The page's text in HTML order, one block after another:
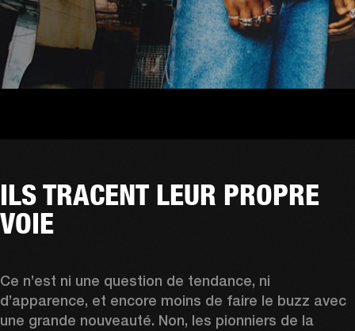
ILS TRACENT LEUR PROPRE
VOIE
Ce n’est ni une question de tendance, ni
d’apparence, et encore moins de faire le buzz avec
une grande nouveauté. Non, les pionniers de la